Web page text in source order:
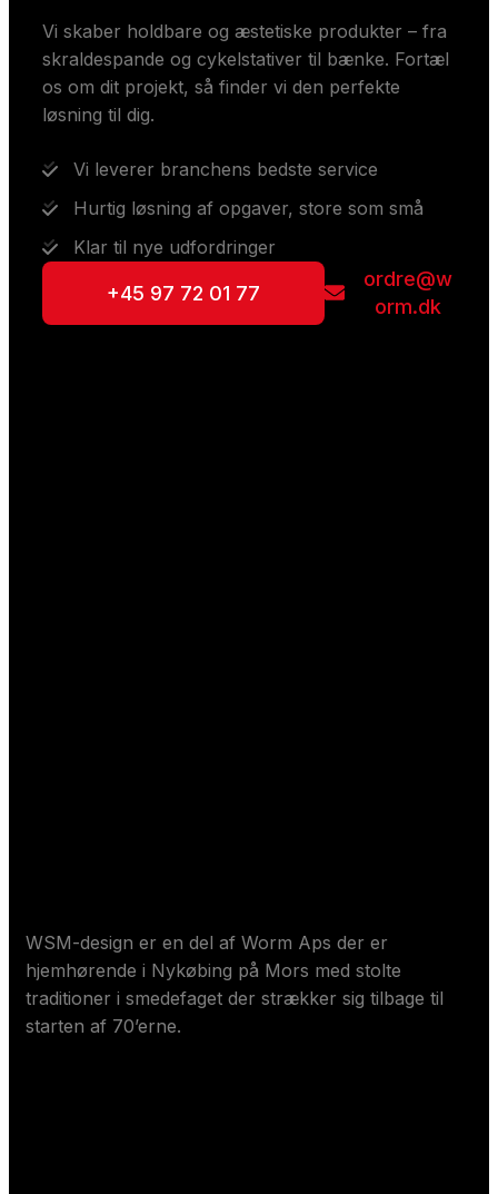
Vi skaber holdbare og æstetiske produkter – fra
skraldespande og cykelstativer til bænke. Fortæl
os om dit projekt, så finder vi den perfekte
løsning til dig.
Vi leverer branchens bedste service
Hurtig løsning af opgaver, store som små
Klar til nye udfordringer
+45 97 72 01 77
ordre@w
orm.dk
WSM-design er en del af Worm Aps der er
hjemhørende i Nykøbing på Mors med stolte
traditioner i smedefaget der strækker sig tilbage til
starten af 70’erne.